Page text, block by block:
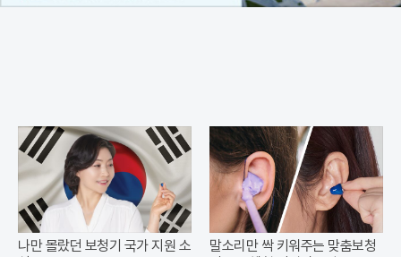
나만 몰랐던 보청기 국가 지원 소
말소리만 싹 키워주는 맞춤보청